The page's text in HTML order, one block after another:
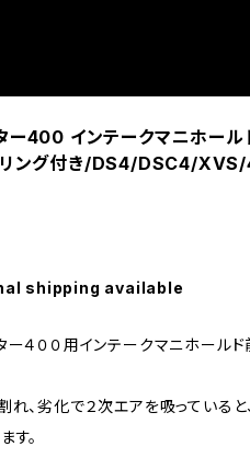
ー400 インテークマニホー
リング付き/DS4/DSC4/
shipping available
４００用インテークマニホールド
れ、劣化で２次エアを吸っていると
す。